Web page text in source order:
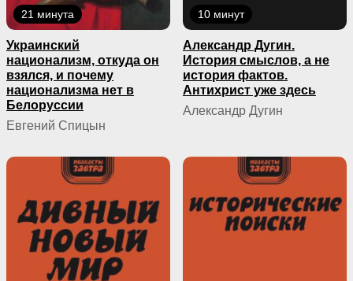
21 минута
Украинский
национализм, откуда он
взялся, и почему
национализма нет в
Белоруссии
Евгений Спицын
10 минут
Александр Дугин.
История смыслов, а не
история фактов.
Антихрист уже здесь
Александр Дугин